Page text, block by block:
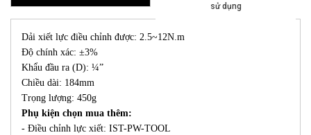
sử dụng
Dải xiết lực điều chỉnh được: 2.5~12N.m
Độ chính xác: ±3%
Khẩu đầu ra (D): ¼”
Chiều dài: 184mm
Trọng lượng: 450g
Phụ kiện chọn mua thêm:
- Điều chỉnh lực xiết: IST-PW-TOOL